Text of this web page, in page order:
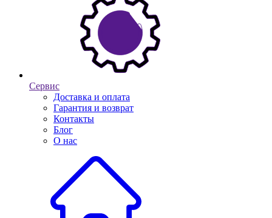
Сервис
Доставка и оплата
Гарантия и возврат
Контакты
Блог
О нас